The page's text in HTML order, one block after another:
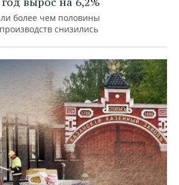
более чем половины
снизились